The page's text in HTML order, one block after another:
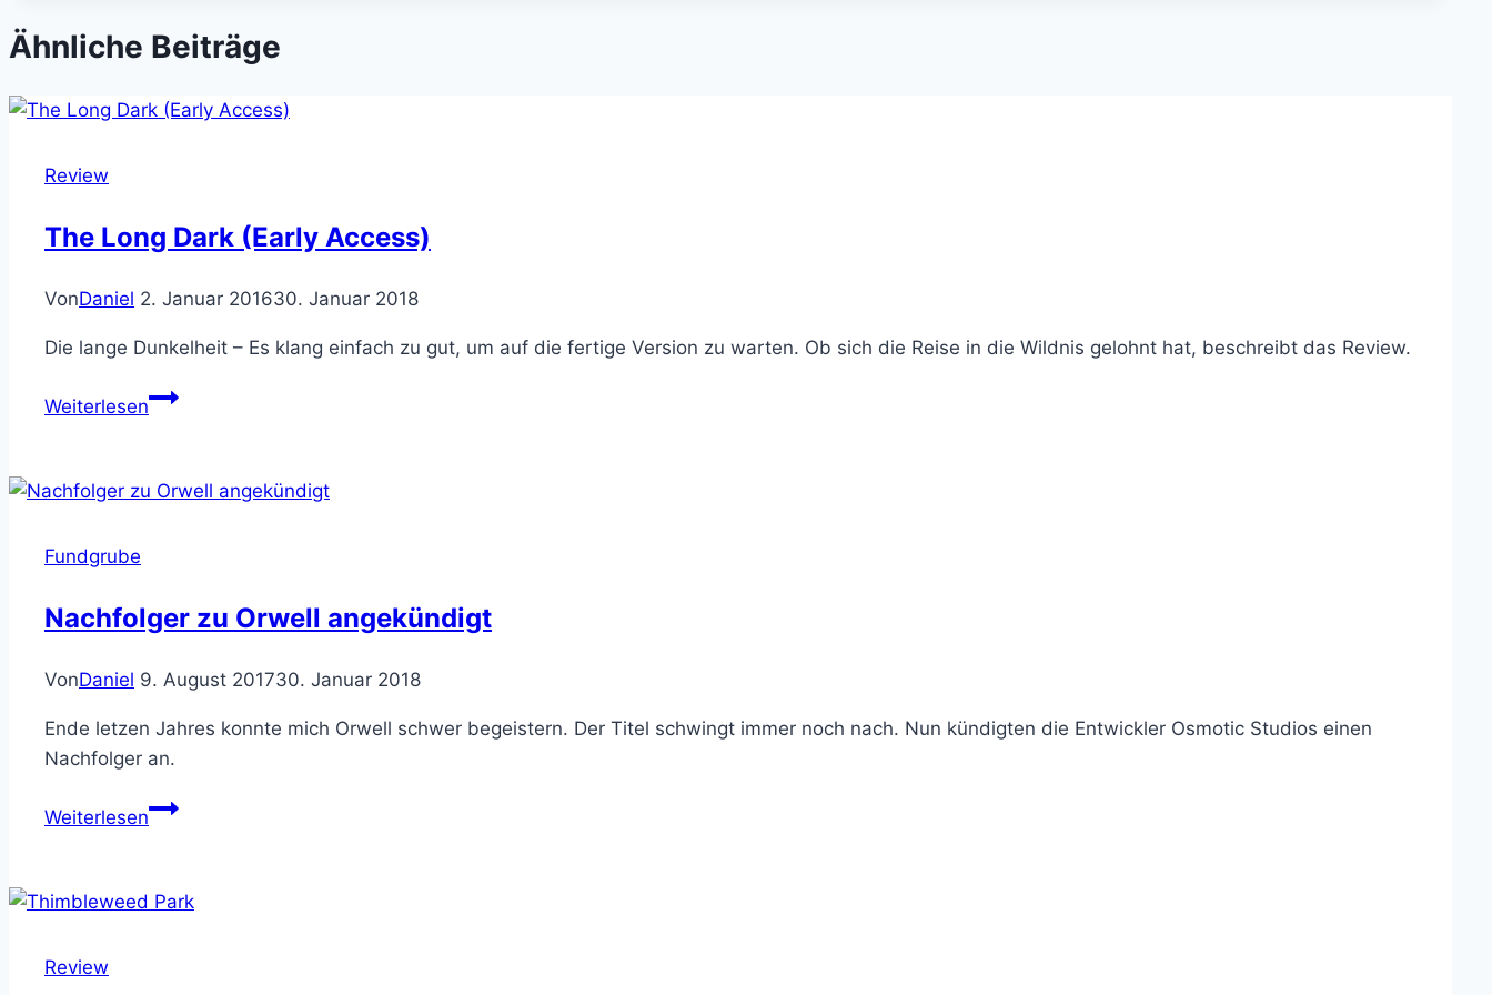
Ähnliche Beiträge
Review
The Long Dark (Early Access)
VonDaniel 2. Januar 201630. Januar 2018
Die lange Dunkelheit – Es klang einfach zu gut, um auf die fertige Version zu warten. Ob sich die Reise in die Wildnis gelohnt hat, beschreibt das Review.
WeiterlesenThe
(Early
Fundgrube
Nachfolger zu Orwell angekündigt
VonDaniel 9. August 201730. Januar 2018
Ende letzen Jahres konnte mich Orwell schwer begeistern. Der Titel schwingt immer noch nach. Nun kündigten die Entwickler Osmotic Studios einen
Nachfolger an.
WeiterlesenNachfolger
angekündigt
Review